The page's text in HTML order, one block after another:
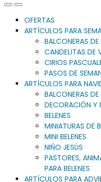
Previous
Slide
Next
Slide
OFERTAS
ARTÍCULOS PARA
BALCONERAS
CANDELITAS DE
CIRIOS
PASOS DE
ARTÍCULOS PARA
BALCONERAS
DECORACIÓN Y
BELENES
MINIATURAS DE
MINI BELENES
NIÑO JESÚS
PASTORES,
PARA BELENES
ARTÍCULOS PARA